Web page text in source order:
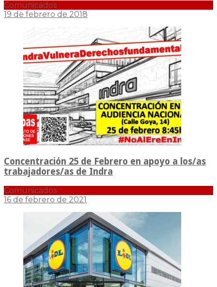
Comunicados
19 de febrero de 2018
Concentración 25 de Febrero en apoyo a los/as
trabajadores/as de Indra
Comunicados
16 de febrero de 2021